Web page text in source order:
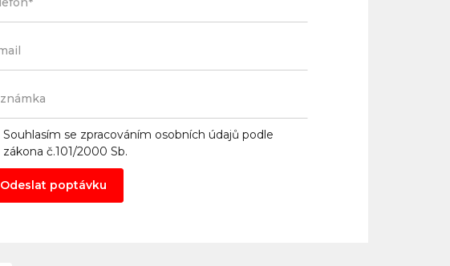
Souhlasím se zpracováním osobních údajů podle
zákona č.101/2000 Sb.
Odeslat poptávku